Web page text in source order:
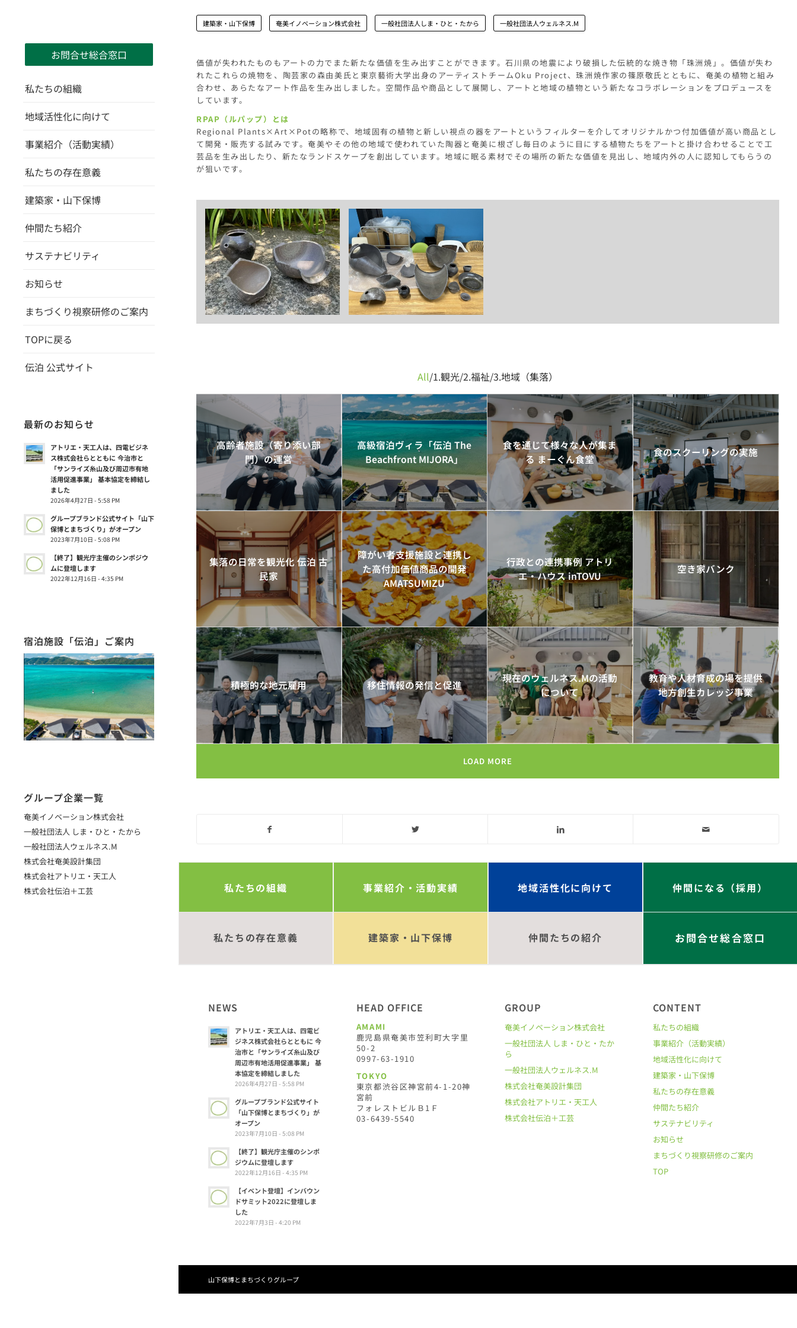
お問合せ総合窓口
私たちの組織
地域活性化に向けて
事業紹介（活動実績）
私たちの存在意義
建築家・山下保博
仲間たち紹介
サステナビリティ
お知らせ
まちづくり視察研修のご案内
TOPに戻る
伝泊 公式サイト
最新のお知らせ
アトリエ・天工人は、四電ビジネ
ス株式会社らとともに 今治市と
「サンライズ糸山及び周辺市有地
活用促進事業」 基本協定を締結し
ました
2026年4月27日 - 5:58 PM
グループブランド公式サイト「山下
保博とまちづくり」がオープン
2023年7月10日 - 5:08 PM
【終了】観光庁主催のシンポジウ
ムに登壇します
2022年12月16日 - 4:35 PM
宿泊施設「伝泊」ご案内
グループ企業一覧
奄美イノベーション株式会社
一般社団法人 しま・ひと・たから
一般社団法人ウェルネス.M
株式会社奄美設計集団
株式会社アトリエ・天工人
株式会社伝泊＋工芸
建築家・山下保博 奄美イノベーション株式会社 一般社団法人しま・ひと・たから 一般社団法人ウェルネス.M
価値が失われたものもアートの力でまた新たな価値を生み出すことができます。石川県の地震により破損した伝統的な焼き物「珠洲焼」。価値が失わ
れたこれらの焼物を、陶芸家の森由美氏と東京藝術大学出身のアーティストチームOku Project、珠洲焼作家の篠原敬氏とともに、奄美の植物と組み
合わせ、あらたなアート作品を生み出しました。空間作品や商品として展開し、アートと地域の植物という新たなコラボレーションをプロデュースを
しています。
RPAP（ルパップ）とは
Regional Plants×Art×Potの略称で、地域固有の植物と新しい視点の器をアートというフィルターを介してオリジナルかつ付加価値が高い商品とし
て開発・販売する試みです。奄美やその他の地域で使われていた陶器と奄美に根ざし毎日のように目にする植物たちをアートと掛け合わせることで工
芸品を生み出したり、新たなランドスケープを創出しています。地域に眠る素材でその場所の新たな価値を見出し、地域内外の人に認知してもらうの
が狙いです。
All/1.観光/2.福祉/3.地域（集落）
高齢者施設（寄り添い部
門）の運営
高級宿泊ヴィラ「伝泊 The
Beachfront MIJORA」
食を通じて様々な人が集ま
る まーぐん食堂
食のスクーリングの実施
集落の日常を観光化 伝泊 古
民家
障がい者支援施設と連携し
た高付加価値商品の開発
AMATSUMIZU
行政との連携事例 アトリ
エ・ハウス inTOVU
空き家バンク
積極的な地元雇用 移住情報の発信と促進
現在のウェルネス.Mの活動
について
教育や人材育成の場を提供
地方創生カレッジ事業
LOAD MORE
私たちの組織 事業紹介・活動実績 地域活性化に向けて 仲間になる（採用）
私たちの存在意義 建築家・山下保博 仲間たちの紹介 お問合せ総合窓口
NEWS
アトリエ・天工人は、四電ビ
ジネス株式会社らとともに 今
治市と「サンライズ糸山及び
周辺市有地活用促進事業」 基
本協定を締結しました
2026年4月27日 - 5:58 PM
グループブランド公式サイト
「山下保博とまちづくり」が
オープン
2023年7月10日 - 5:08 PM
【終了】観光庁主催のシンポ
ジウムに登壇します
2022年12月16日 - 4:35 PM
【イベント登壇】インバウン
ドサミット2022に登壇しま
した
2022年7月3日 - 4:20 PM
HEAD OFFICE
AMAMI
鹿児島県奄美市笠利町大字里
50-2
0997-63-1910
TOKYO
東京都渋谷区神宮前4-1-20神
宮前
フォレストビルＢ1Ｆ
03-6439-5540
GROUP
奄美イノベーション株式会社
一般社団法人 しま・ひと・たか
ら
一般社団法人ウェルネス.M
株式会社奄美設計集団
株式会社アトリエ・天工人
株式会社伝泊＋工芸
CONTENT
私たちの組織
事業紹介（活動実績）
地域活性化に向けて
建築家・山下保博
私たちの存在意義
仲間たち紹介
サステナビリティ
お知らせ
まちづくり視察研修のご案内
TOP
山下保博とまちづくりグループ